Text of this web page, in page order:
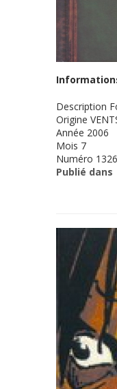
Description
Origine
Année 2006
Mois 7
Numéro 1326
Publié dans